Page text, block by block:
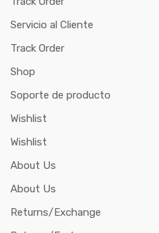
Servicio al Cliente
Track Order
Shop
Soporte de producto
Wishlist
Wishlist
About Us
About Us
Returns/Exchange